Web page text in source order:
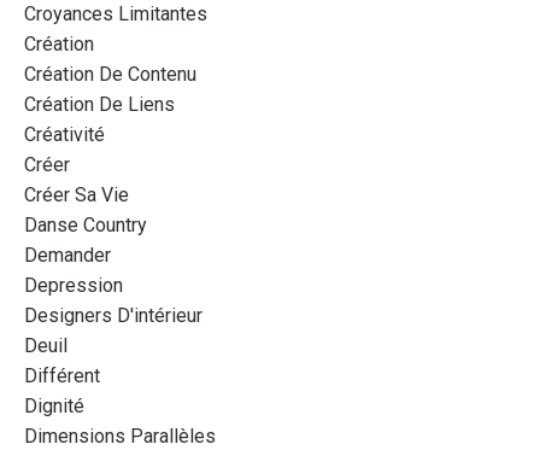
Croyances Limitantes
Création
Création De Contenu
Création De Liens
Créativité
Créer
Créer Sa Vie
Danse Country
Demander
Depression
Designers D'intérieur
Deuil
Différent
Dignité
Dimensions Parallèles